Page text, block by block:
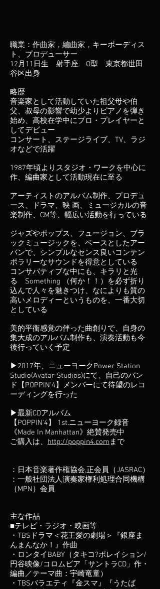
職業：作曲家，編曲家，キーボーディス
ト、プロデューサー
12月11日生 射手座 O型 東京都世田
谷区出身
略歴
音楽家として活動していた祖父母や伯
父、叔母の影響で幼少よりピアノを弾き
始め、高校在学中にプロ・プレイヤーと
してデビュー
コンサート、ステージライブ、TV、ラジ
オなどで活躍
1987年頃よりスタジオ・ワークを中心に
作、編曲家として活動現在に至る
アーティストのアルバム制作、プロデュ
ース、ドラマ、映 画、ミュージカルの音
楽制作、CM等、幅広い活動を行っている
ジャズやポップス、フュージョン、ブラ
ックミュージックを、ベースとしたアー
バンで、シンプルなセンス良いコンテン
ポラリーなサウンドを得意としている
コンサバティブな中にも、キラリと光
る Something （何か！！）を必ず折り
込んで人々を魅きつけ、なによりも質の
高いメロディーというものを、一番大切
としている
美的平衡感覚の伴った曲創りで、自身の
集大成のアルバム制作も、演奏活動も今
後行っていく予定
▶2017年、ニューヨークPower Station
Studio(Avatar Studios)にて、自己のバン
ド【POPPIN'4】メンバーにて待望のレコ
ーディングを行った
▶最新CDアルバム
【POPPIN'4】 1st.ニューヨーク録音
《Made In Manhattan》絶賛発売中
ご購入は、 http://poppin4.comまで
：日本音楽著作権協会,正会員（JASRAC）
：一般社団法人演奏家権利処理合同機構
（MPN）会員
主な作品
■テレビ・ラジオ・映画等
・TBSドラマ＜花王愛の劇場＞『銀座ま
んまんなか！』作曲
・ロンタイBABY（タキコ?ポレイション/
円谷映像/コロムビア「サントラCD」作・
編曲／テーマ曲：宇崎竜童）
・TBSバラエティ『金スマ』『うたば